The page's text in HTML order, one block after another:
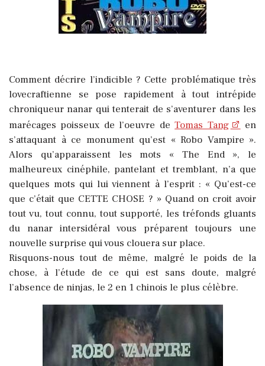
Comment décrire l’indicible ? Cette problématique très
lovecraftienne se pose rapidement à tout intrépide
chroniqueur nanar qui tenterait de s’aventurer dans les
marécages poisseux de l’oeuvre deTomas Tang
en
s’attaquant à ce monument qu’est « Robo Vampire ».
Alors qu’apparaissent les mots « The End », le
malheureux cinéphile, pantelant et tremblant, n’a que
quelques mots qui lui viennent à l’esprit : « Qu’est-ce
que c’était que CETTE CHOSE ? » Quand on croit avoir
tout vu, tout connu, tout supporté, les tréfonds gluants
du nanar intersidéral vous préparent toujours une
nouvelle surprise qui vous clouera sur place.
Risquons-nous tout de même, malgré le poids de la
chose, à l’étude de ce qui est sans doute, malgré
l’absence de ninjas, le 2 en 1 chinois le plus célèbre.